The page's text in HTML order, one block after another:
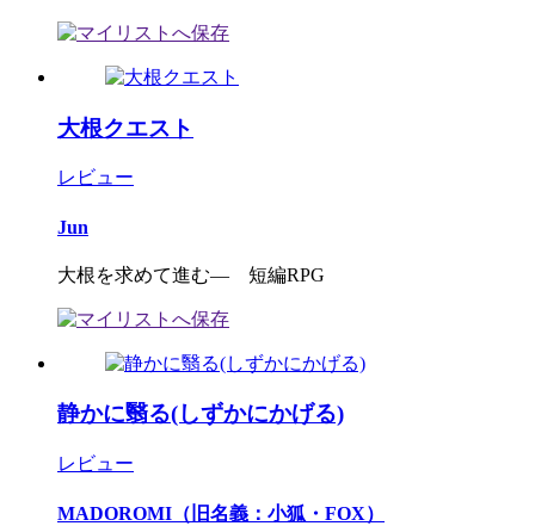
大根クエスト
レビュー
Jun
大根を求めて進む― 短編RPG
静かに翳る(しずかにかげる)
レビュー
MADOROMI（旧名義：小狐・FOX）